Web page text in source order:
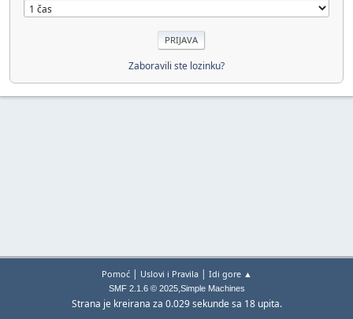
Zaboravili ste lozinku?
Pomoć| Uslovi i Pravila| Idi gore ▲
SMF 2.1.6 © 2025,Simple Machines
Strana je kreirana za 0.029 sekunde sa 18 upita.